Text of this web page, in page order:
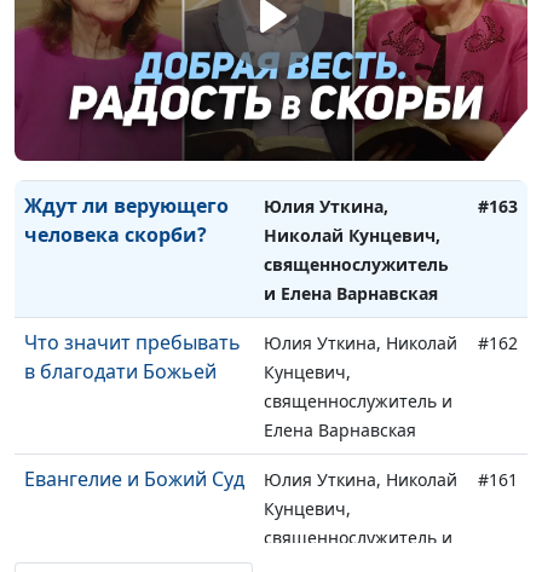
(первая часть)
Елена Варнавская
Как в религиозной
жизни избежать
крайностей
Юлия Уткина, Николай
Кунцевич,
священнослужитель и
Елена Варнавская
#164
Ждут ли верующего
человека скорби?
Юлия Уткина,
Николай Кунцевич,
священнослужитель
и Елена Варнавская
#163
Что значит пребывать
в благодати Божьей
Юлия Уткина, Николай
Кунцевич,
священнослужитель и
Елена Варнавская
#162
Евангелие и Божий Суд
Юлия Уткина, Николай
Кунцевич,
священнослужитель и
#161